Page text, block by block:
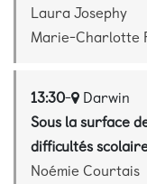
Laura Josephy
Marie-Charlotte
13:30- Darwin
Sous la surface
difficultés
Noémie Courtais